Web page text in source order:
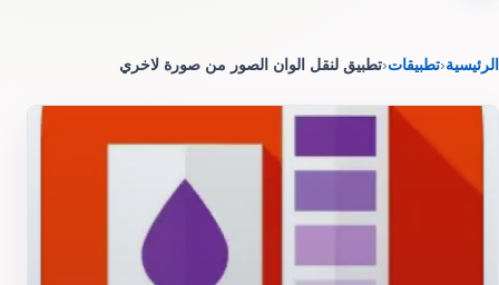
الرئيسية‹تطبيقات‹تطبيق لنقل الوان الصور من صورة لاخري